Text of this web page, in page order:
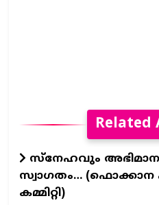
Related
സ്നേഹവും
സ്വാഗതം… (ഫൊക്കാന
കമ്മിറ്റി)